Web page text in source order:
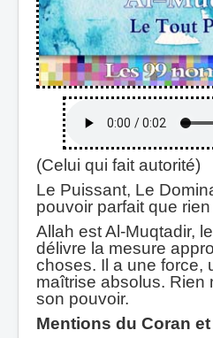
(Celui qui fait autorité)
Le Puissant, Le
pouvoir parfait que
Allah est Al-Muqtadir,
délivre la mesure
choses. Il a une force,
maîtrise absolus. Rien
son pouvoir.
Mentions du Coran